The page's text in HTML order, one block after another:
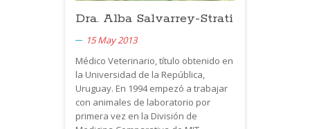
Dra. Alba Salvarrey-Strati
15 May 2013
Médico Veterinario, título obtenido en
la Universidad de la República,
Uruguay. En 1994 empezó a trabajar
con animales de laboratorio por
primera vez en la División de